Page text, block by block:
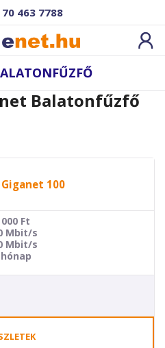
70 463 7788
Balatonfűzfő
Giganet 100
Ft
Mbit/s
Mbit/s